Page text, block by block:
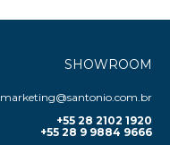
SHOWROOM
marketing@santonio.com.br
+55 28 2102 1920
+55 28 9 9884 9666